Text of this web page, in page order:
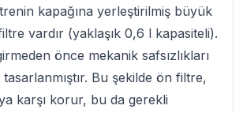
kapağına yerleştirilmiş büyük
vardır (yaklaşık 0,6 l kapasiteli).
önce mekanik safsızlıkları
Bu şekilde ön filtre,
karşı korur, bu da gerekli